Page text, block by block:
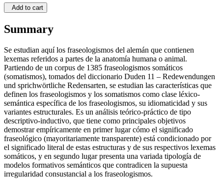
Add to cart
Summary
Se estudian aquí los fraseologismos del alemán que contienen
lexemas referidos a partes de la anatomía humana o animal.
Partiendo de un corpus de 1385 fraseologismos somáticos
(somatismos), tomados del diccionario Duden 11 – Redewendungen
und sprichwörtliche Redensarten, se estudian las características que
definen los fraseologismos y los somatismos como clase léxico-
semántica específica de los fraseologismos, su idiomaticidad y sus
variantes estructurales. Es un análisis teórico-práctico de tipo
descriptivo-inductivo, que tiene como principales objetivos
demostrar empíricamente en primer lugar cómo el significado
fraseológico (mayoritariamente transparente) está condicionado por
el significado literal de estas estructuras y de sus respectivos lexemas
somáticos, y en segundo lugar presenta una variada tipología de
modelos formativos semánticos que contradicen la supuesta
irregularidad consustancial a los fraseologismos.